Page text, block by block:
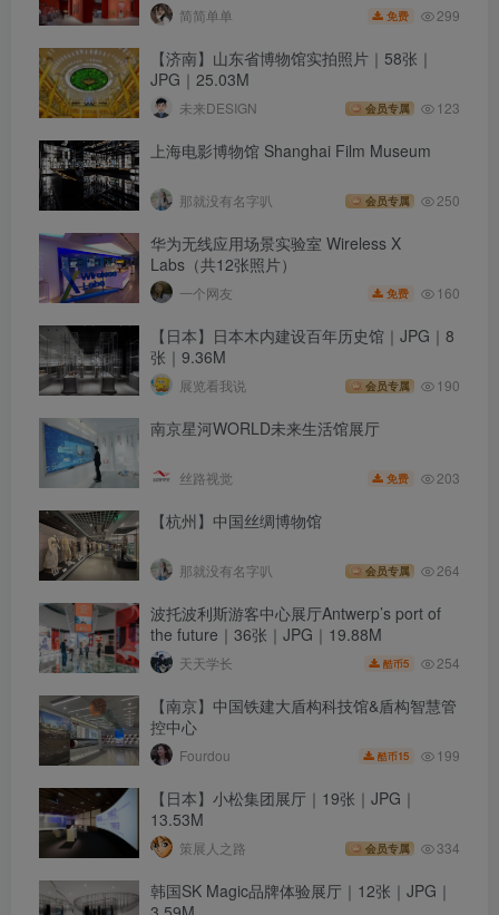
简简单单 免费 299
【济南】山东省博物馆实拍照片｜58张｜
JPG｜25.03M
未来DESIGN 会员专属 123
上海电影博物馆 Shanghai Film Museum
那就没有名字叭 会员专属 250
华为无线应用场景实验室 Wireless X
Labs（共12张照片）
一个网友 免费 160
【日本】日本木内建设百年历史馆｜JPG｜8
张｜9.36M
展览看我说 会员专属 190
南京星河WORLD未来生活馆展厅
丝路视觉 免费 203
【杭州】中国丝绸博物馆
那就没有名字叭 会员专属 264
波托波利斯游客中心展厅Antwerp’s port of
the future｜36张｜JPG｜19.88M
天天学长 酷币5 254
【南京】中国铁建大盾构科技馆&盾构智慧管
控中心
Fourdou 酷币15 199
【日本】小松集团展厅｜19张｜JPG｜
13.53M
策展人之路 会员专属 334
韩国SK Magic品牌体验展厅｜12张｜JPG｜